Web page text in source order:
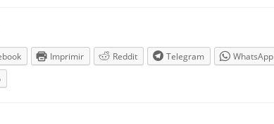
Imprimir Reddit Telegram
WhatsApp